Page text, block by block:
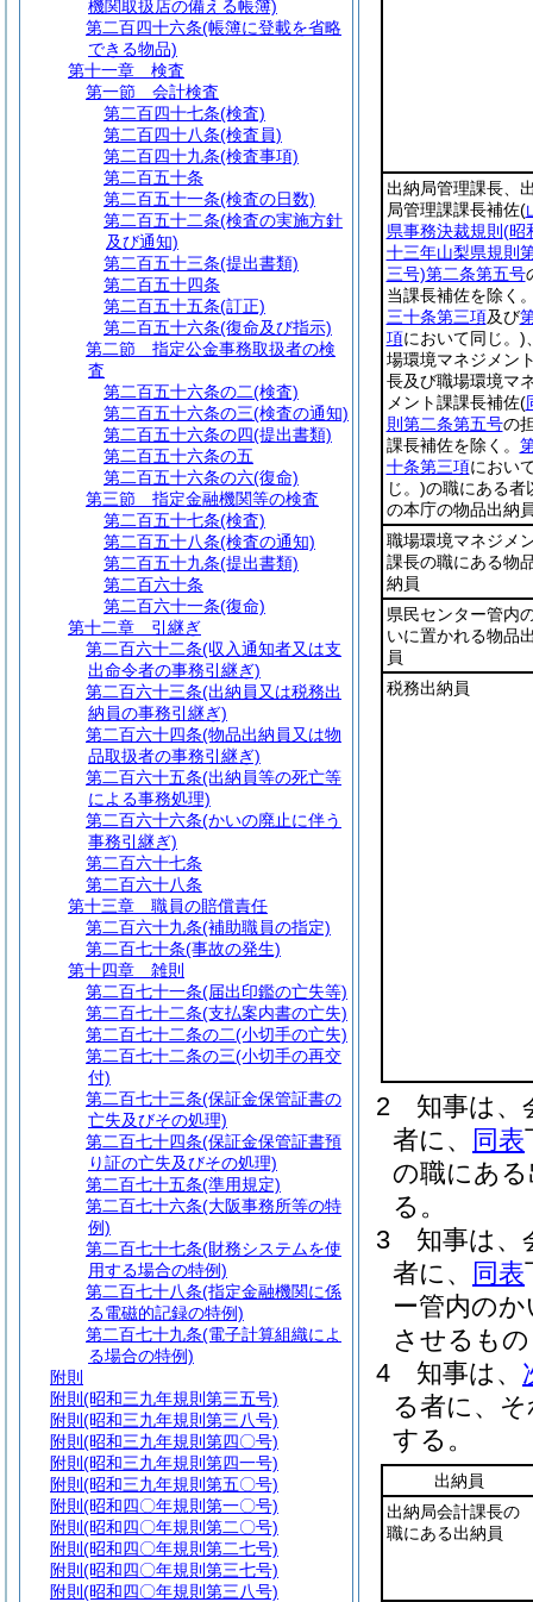
出納局管理課長、
局管理課課長補佐(
県事務決裁規則 (昭
十三年山梨県規則
三号)第二条第五号
当課長補佐を除く
三十条第三項及び
項において同じ。)
場環境マネジメン
長及び職場環境マ
メント課課長補佐(
則第二条第五号の
課長補佐を除く。
十条第三項におい
じ。)の職にある者
の本庁の物品出納
職場環境マネジメ
課長の職にある物
納員
県民センター管内
いに置かれる物品
員
税務出納員
2
知事は、
者に、
同表
の職にあ
る。
3
知事は、
者に、
同表
ー管内の
させるも
4
知事は、
る者に、
する。
出納員
出納局会計課長の
職にある出納員
機関取扱店の備える帳簿)
第二百四十六条(帳簿に登載を省略
できる物品)
第十一章
検査
第一節
会計検査
第二百四十七条(検査)
第二百四十八条(検査員)
第二百四十九条(検査事項)
第二百五十条
第二百五十一条(検査の日数)
第二百五十二条(検査の実施方針
及び通知)
第二百五十三条(提出書類)
第二百五十四条
第二百五十五条(訂正)
第二百五十六条(復命及び指示)
第二節
指定公金事務取扱者の検
査
第二百五十六条の二(検査)
第二百五十六条の三(検査の通知)
第二百五十六条の四(提出書類)
第二百五十六条の五
第二百五十六条の六(復命)
第三節
指定金融機関等の検査
第二百五十七条(検査)
第二百五十八条(検査の通知)
第二百五十九条(提出書類)
第二百六十条
第二百六十一条(復命)
第十二章
引継ぎ
第二百六十二条(収入通知者又は支
出命令者の事務引継ぎ)
第二百六十三条(出納員又は税務出
納員の事務引継ぎ)
第二百六十四条(物品出納員又は物
品取扱者の事務引継ぎ)
第二百六十五条(出納員等の死亡等
による事務処理)
第二百六十六条(かいの廃止に伴う
事務引継ぎ)
第二百六十七条
第二百六十八条
第十三章
職員の賠償責任
第二百六十九条(補助職員の指定)
第二百七十条(事故の発生)
第十四章
雑則
第二百七十一条(届出印鑑の亡失等)
第二百七十二条(支払案内書の亡失)
第二百七十二条の二(小切手の亡失)
第二百七十二条の三(小切手の再交
付)
第二百七十三条(保証金保管証書の
亡失及びその処理)
第二百七十四条(保証金保管証書預
り証の亡失及びその処理)
第二百七十五条(準用規定)
第二百七十六条(大阪事務所等の特
例)
第二百七十七条(財務システムを使
用する場合の特例)
第二百七十八条(指定金融機関に係
る電磁的記録の特例)
第二百七十九条(電子計算組織によ
る場合の特例)
附則
附則 (昭和三九年規則第三五号)
附則 (昭和三九年規則第三八号)
附則 (昭和三九年規則第四〇号)
附則 (昭和三九年規則第四一号)
附則 (昭和三九年規則第五〇号)
附則 (昭和四〇年規則第一〇号)
附則 (昭和四〇年規則第二〇号)
附則 (昭和四〇年規則第二七号)
附則 (昭和四〇年規則第三七号)
附則 (昭和四〇年規則第三八号)